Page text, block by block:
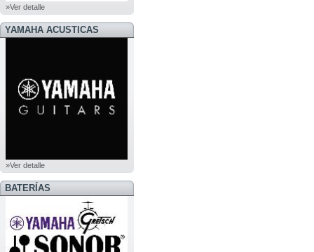
»Ver detalle
YAMAHA ACUSTICAS
»Ver detalle
BATERÍAS